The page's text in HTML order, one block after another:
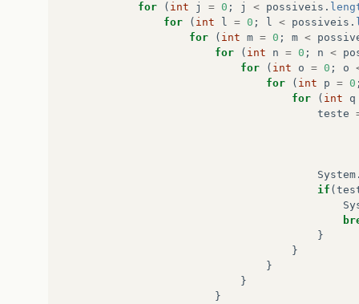
for
( int j = 0 ; j < possiveis .
for
( int l = 0 ; l < possiveis .
for
( int m = 0 ; m <
for
( int n = 0 ; n <
for
( int o = 0 ; o
for
( int p = 0
for
( int
q
teste
System
if (
}
}
}
}
}